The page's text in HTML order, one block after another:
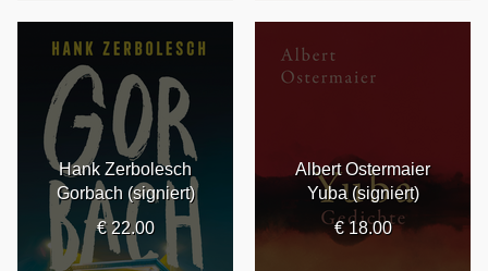
Hank Zerbolesch
Gorbach (signiert)
€ 22.00
Albert Ostermaier
Yuba (signiert)
€ 18.00